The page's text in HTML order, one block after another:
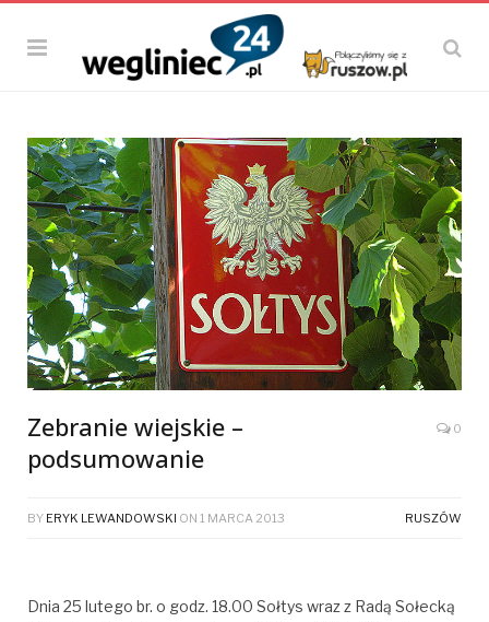
Zebranie wiejskie –
podsumowanie
0
BY ERYK LEWANDOWSKI ON 1 MARCA 2013 RUSZÓW
Dnia 25 lutego br. o godz. 18.00 Sołtys wraz z Radą Sołecką